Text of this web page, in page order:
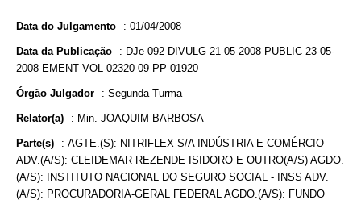
Data do Julgamento : 01/04/2008
Data da Publicação : DJe-092 DIVULG 21-05-2008 PUBLIC 23-05-
2008 EMENT VOL-02320-09 PP-01920
Órgão Julgador : Segunda Turma
Relator(a) : Min. JOAQUIM BARBOSA
Parte(s) : AGTE.(S): NITRIFLEX S/A INDÚSTRIA E COMÉRCIO
ADV.(A/S): CLEIDEMAR REZENDE ISIDORO E OUTRO(A/S) AGDO.
(A/S): INSTITUTO NACIONAL DO SEGURO SOCIAL - INSS ADV.
(A/S): PROCURADORIA-GERAL FEDERAL AGDO.(A/S): FUNDO